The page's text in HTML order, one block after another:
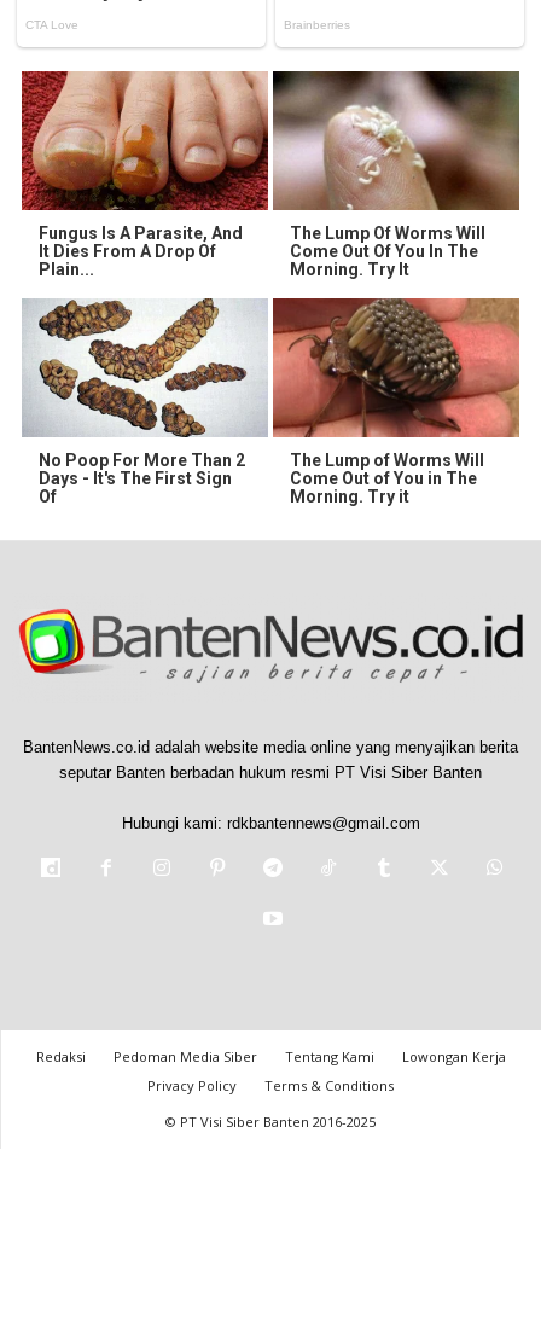
Fungus Is A Parasite, And
It Dies From A Drop Of
Plain...
The Lump Of Worms Will
Come Out Of You In The
Morning. Try It
No Poop For More Than 2
Days - It's The First Sign
Of
The Lump of Worms Will
Come Out of You in The
Morning. Try it
BantenNews.co.id adalah website media online yang menyajikan berita
seputar Banten berbadan hukum resmi PT Visi Siber Banten
Hubungi kami: rdkbantennews@gmail.com
Redaksi Pedoman Media Siber Tentang Kami
Lowongan Kerja
Privacy Policy
Terms & Conditions
© PT Visi Siber Banten 2016-2025